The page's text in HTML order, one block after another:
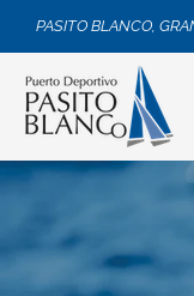
PASITO BLANCO,